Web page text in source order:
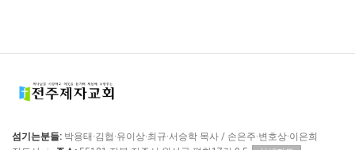
섬기는분들: 박용태·김협·유이상·최규·서승학 목사 / 손은주·변호상·이은희